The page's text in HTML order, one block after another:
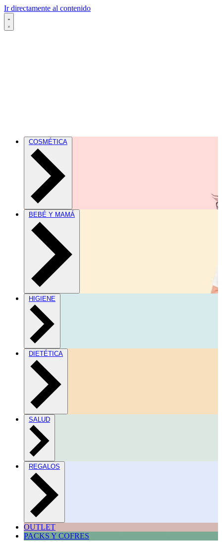
Ir directamente al contenido
COSMÉTICA
BEBÉ Y MAMÁ
HIGIENE
DIETÉTICA
SALUD
REGALOS
OUTLET
PACKS Y COFRES